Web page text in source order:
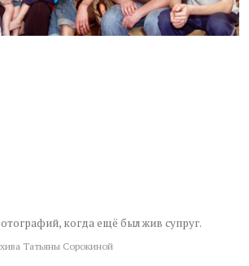
когда ещё был жив супруг.
Татьяны Сорокиной